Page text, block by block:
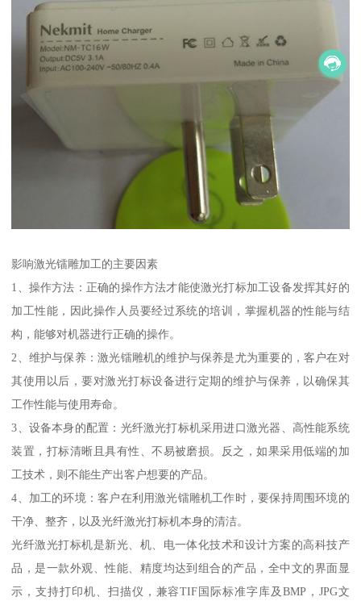
影响激光镭雕加工的主要因素
1、操作方法：正确的操作方法才能使激光打标加工设备发挥其好的
加工性能，因此操作人员要经过系统的培训，掌握机器的性能与结
构，能够对机器进行正确的操作。
2、维护与保养：激光镭雕机的维护与保养是尤为重要的，客户在对
其使用以后，要对激光打标设备进行定期的维护与保养，以确保其
工作性能与使用寿命。
3、设备本身的配置：光纤激光打标机采用进口激光器、高性能系统
装置，打标清晰且具有性、不易被磨损。反之，如果采用低端的加
工技术，则不能生产出客户想要的产品。
4、加工的环境：客户在利用激光镭雕机工作时，要保持周围环境的
干净、整齐，以及光纤激光打标机本身的清洁。
光纤激光打标机是新光、机、电一体化技术和设计方案的高科技产
品，是一款外观、性能、精度均达到组合的产品，全中文的界面显
示，支持打印机、扫描仪，兼容TIF国际标准字库及BMP，JPG文